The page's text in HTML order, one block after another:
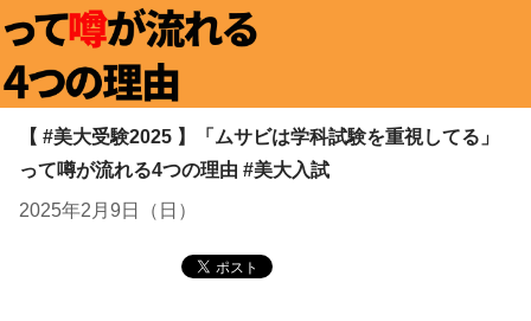
【 #美大受験2025 】「ムサビは学科試験を重視してる」
って噂が流れる4つの理由 #美大入試
2025年2月9日（日）